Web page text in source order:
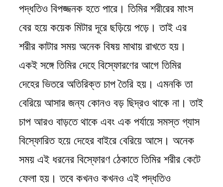
পদ্ধতিও বিপজ্জনক হতে পারে। তিমির শরীরের মাংস
বের হয়ে কয়েক মিটার দূরে ছড়িয়ে পড়ে। তাই এর
শরীর কাটার সময় অনেক বিষয় মাথায় রাখতে হয়।
একই সঙ্গে তিমির দেহে বিস্ফোরণের আগে তিমির
দেহের ভিতরে অতিরিক্ত চাপ তৈরি হয়। এমনকি তা
বেরিয়ে আসার জন্য কোনও বড় ছিদ্রও থাকে না। তাই
চাপ আরও বাড়তে থাকে এবং এক পর্যায়ে সমস্ত গ্যাস
বিস্ফোরিত হয়ে দেহের বাইরে বেরিয়ে আসে। অনেক
সময় এই ধরনের বিস্ফোরণ ঠেকাতে তিমির শরীর কেটে
ফেলা হয়। তবে কখনও কখনও এই পদ্ধতিও